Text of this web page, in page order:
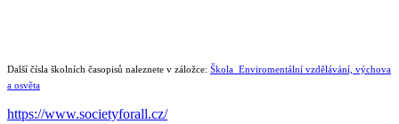
Další čísla školních časopisů naleznete v záložce: Škola_Enviromentální vzdělávání, výchova
a osvěta
https://www.societyforall.cz/